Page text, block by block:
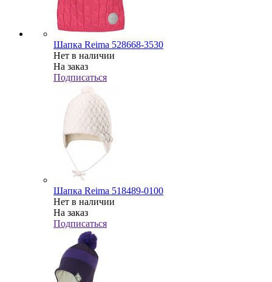
Шапка Reima 528668-3530
Нет в наличии
На заказ
Подписаться
Шапка Reima 518489-0100
Нет в наличии
На заказ
Подписаться